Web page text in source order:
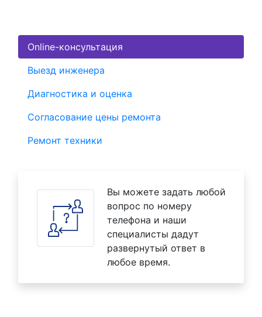
Online-консультация
Выезд инженера
Диагностика и оценка
Согласование цены ремонта
Ремонт техники
Вы можете задать любой
вопрос по номеру
телефона и наши
специалисты дадут
развернутый ответ в
любое время.